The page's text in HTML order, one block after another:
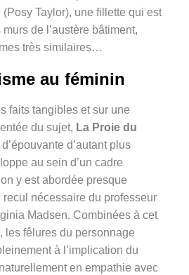
Taylor), une fillette qui est
de l’austère bâtiment,
très similaires…
au féminin
faits tangibles et sur une
du sujet, La Proie du
d’autant plus
au sein d’un cadre
y est abordée presque
nécessaire du professeur
Madsen. Combinées à cet
les fêlures du personnage
à l’implication du
en empathie avec